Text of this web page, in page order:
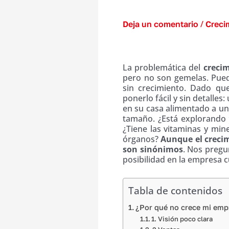
Deja un comentario /
La problemática del
pero no son gemelas.
sin crecimiento. Dado
ponerlo fácil y sin
en su casa alimentado a
tamaño. ¿Está
¿Tiene las vitaminas y
órganos?Aunque el
son sinónimos. Nos
posibilidad en la empresa
Tabla de contenidos
¿Por qué no crece mi
1. Visión poco clara